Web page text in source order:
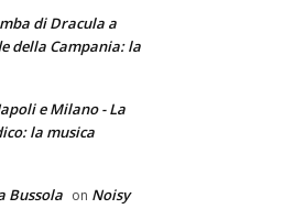
di Dracula a
della Campania: la
e Milano - La
la musica
Bussola on Noisy